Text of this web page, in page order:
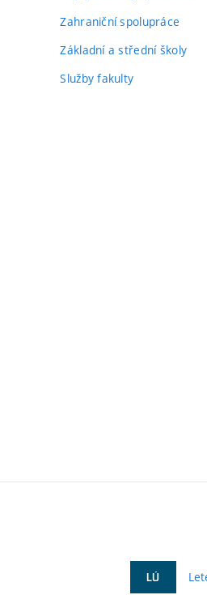
Zahraniční spolupráce
Základní a střední školy
Služby fakulty
LÚ